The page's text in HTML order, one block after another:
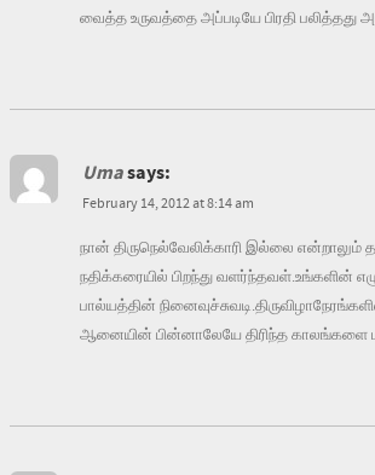
வைத்த உருவத்தை அப்படியே பிரதி பலித்தது
Umasays:
February 14, 2012 at 8:14 am
நான் திருநெல்வேலிக்காரி இல்லை என்றாலும்
நதிக்கரையில் பிறந்து வளர்ந்தவள்.உங்களின்
பால்யத்தின்
ஆனையின் பின்னாலேயே திரிந்த காலங்களை